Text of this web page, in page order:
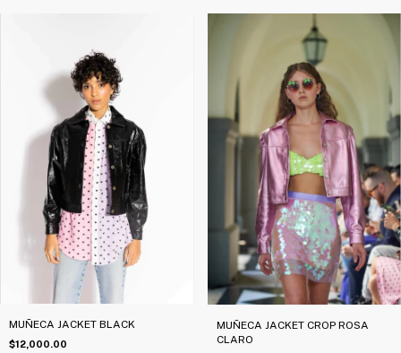
MUÑECA JACKET BLACK
$12,000.00
MUÑECA JACKET CROP ROSA
CLARO